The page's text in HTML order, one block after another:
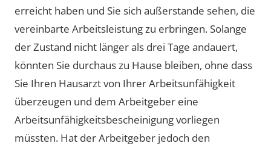
erreicht haben und Sie sich außerstande sehen, die
vereinbarte Arbeitsleistung zu erbringen. Solange
der Zustand nicht länger als drei Tage andauert,
könnten Sie durchaus zu Hause bleiben, ohne dass
Sie Ihren Hausarzt von Ihrer Arbeitsunfähigkeit
überzeugen und dem Arbeitgeber eine
Arbeitsunfähigkeitsbescheinigung vorliegen
müssten. Hat der Arbeitgeber jedoch den